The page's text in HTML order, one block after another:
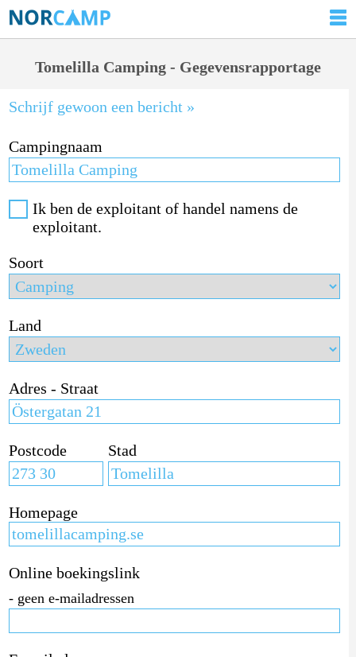
Tomelilla Camping - Gegevensrapportage
Schrijf gewoon een bericht »
Campingnaam
Ik ben de exploitant of handel namens de
exploitant.
Soort
Land
Adres - Straat
Postcode Stad
Homepage
Online boekingslink
- geen e-mailadressen